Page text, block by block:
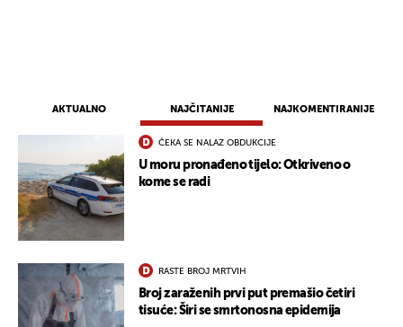
AKTUALNO NAJČITANIJE NAJKOMENTIRANIJE
ČEKA SE NALAZ OBDUKCIJE
U moru pronađeno tijelo: Otkriveno o
kome se radi
RASTE BROJ MRTVIH
Broj zaraženih prvi put premašio četiri
tisuće: Širi se smrtonosna epidemija